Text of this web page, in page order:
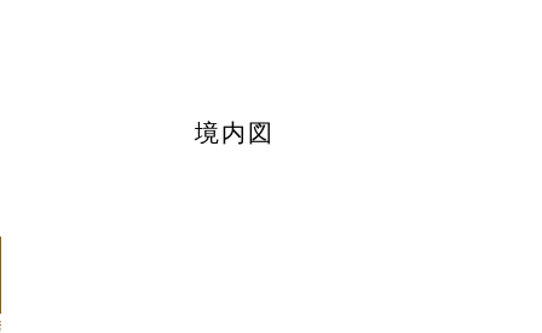
境内図